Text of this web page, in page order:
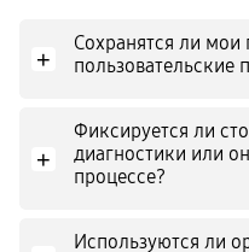
+
Сохранятся ли мои
пользовательские
+
Фиксируется ли
диагностики или
процессе?
Используются ли